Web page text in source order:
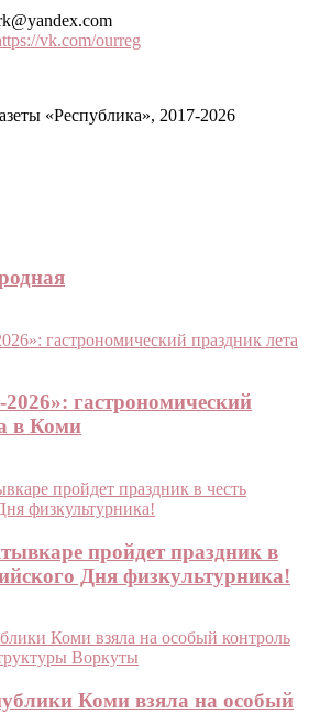
vk.com/ourreg
«Республика», 2017-2026
гастрономический
в Коми
пройдет праздник в
Дня физкультурника!
Коми взяла на особый